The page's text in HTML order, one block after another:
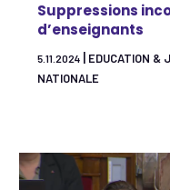
Suppressions
d’enseignants
5.11.2024 EDUCATION &
NATIONALE